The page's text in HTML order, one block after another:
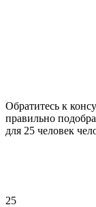
Обратитесь к
правильно
для 25 человек
25